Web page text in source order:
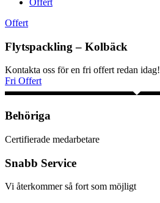
Offert
Offert
Flytspackling – Kolbäck
Kontakta oss för en fri offert redan idag!
Fri Offert
Behöriga
Certifierade medarbetare
Snabb Service
Vi återkommer så fort som möjligt